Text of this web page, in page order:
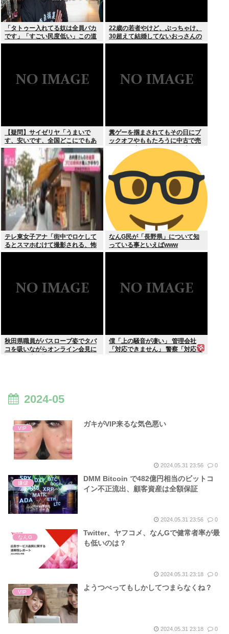
「タトゥー入れてる奴は全員バカ
です」「すごい民度低い」この道
23年の彫り師YouTuberの動画が
22歳の若者やけど、ぶっちゃけ、
30超えて結婚してないおっさんの
こと見下してる
【疑問】サイゼリヤ「うまいで
す、安いです、全国どこにでもあ
ります」←こいつの弱点
糞ゲーを掴まされてもその日にブ
ックオフやももたろうに中古で売
りつける事ができなくなる時代に
テレ東女子アナ「街中でロケして
るとスマホむけて撮影される、怖
いからやめてね」
なんG民が「長野県」について知
っている事といえばwww
秋田県職員がバスローブ姿でタバ
コを吸いながらオンライン会見に
僕「上の騒音が凄い」 管理会社
「対応できません」 警察「対応で
2024-05
VIP
ガキがVIP来るな気色悪い
2024.05.31 23:56 0
嫌儲
DMM Bitcoin で482億円相当のビットコ
イン不正流出、顧客資産は全額保証
2024.05.31 23:56 0
なんG
Twitter、ヤフコメ、なんGで健常者率が最
も低いのは？
2024.05.31 23:18 0
VIP
ようつべってもしかしてつまらなくね？
2024.05.31 23:18 0